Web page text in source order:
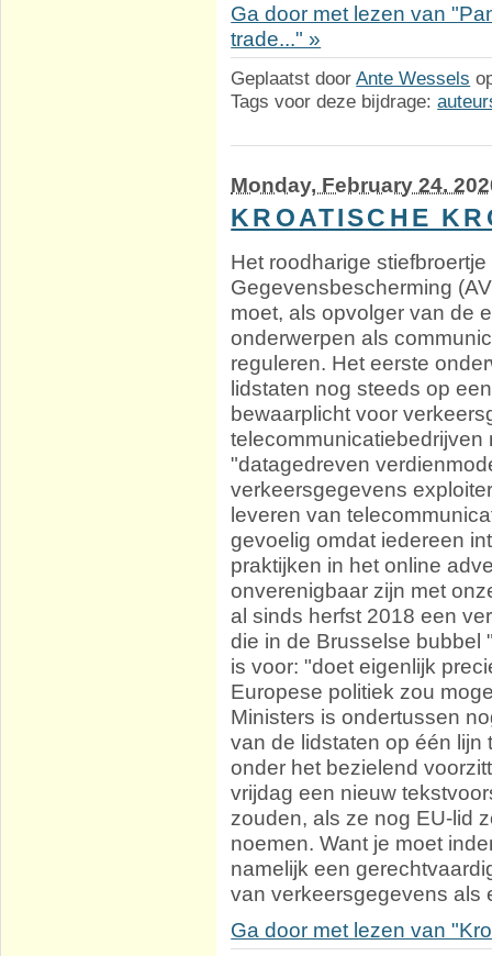
Ga door met lezen van
trade..." »
Geplaatst doorAnte Wessels
Tags voor deze bijdrage:
Monday, February 24.
KROATISCHE
Het roodharige
Gegevensbescherming
moet, als opvolger van de
onderwerpen als
reguleren. Het eerste
lidstaten nog steeds op
bewaarplicht voor
"datagedreven
verkeersgegevens
leveren van
gevoelig omdat iedereen
praktijken in het online
onverenigbaar zijn met
al sinds herfst 2018 een
die in de Brusselse bubbel
is voor: "doet eigenlijk
Europese politiek zou
Ministers is ondertussen
van de lidstaten op één lijn
onder het bezielend
vrijdag een nieuw
zouden, als ze nog EU-lid
noemen. Want je moet
namelijk een
van verkeersgegevens als
Ga door met lezen van